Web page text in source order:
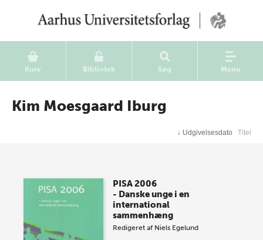
Kurv Bibliotek Søg Menu
Kim Moesgaard Iburg
↓ Udgivelsesdato Titel
PISA 2006
- Danske unge i en
international
sammenhæng
Redigeret af Niels Egelund